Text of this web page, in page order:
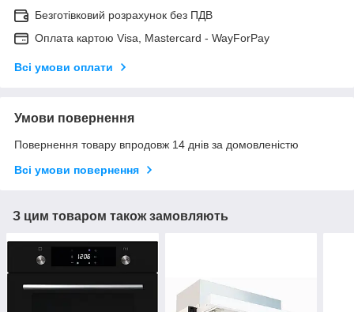
Безготівковий розрахунок без ПДВ
Оплата картою Visa, Mastercard - WayForPay
Всі умови оплати
Умови повернення
Повернення товару впродовж 14 днів за домовленістю
Всі умови повернення
З цим товаром також замовляють